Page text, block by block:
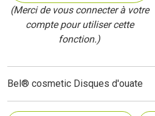
(Merci de vous connecter à votre
compte pour utiliser cette
fonction.)
Bel® cosmetic Disques d'ouate